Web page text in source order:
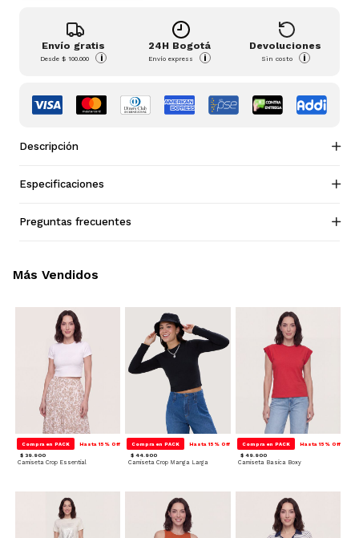
Envío gratis
Desde$ 100.000 i
24H Bogotá
Envío express i
Devoluciones
Sin costo i
Descripción
Especificaciones
Preguntas frecuentes
Compra en PACK Hasta 15% Off
$ 39.900
Camiseta Crop Essential
Compra en PACK Hasta 15% Off
$ 44.900
Camiseta Crop Manga Larga
Compra en PACK Hasta 15% Off
$ 49.900
Camiseta Basica Boxy
Más Vendidos